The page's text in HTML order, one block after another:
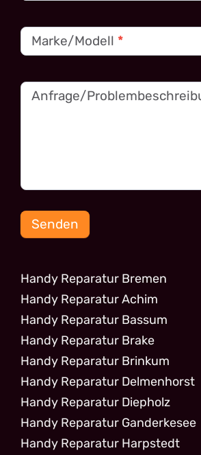
Marke/Modell *
Anfrage/
Senden
Handy Reparatur Bremen
Handy Reparatur Achim
Handy Reparatur Bassum
Handy Reparatur Brake
Handy Reparatur Brinkum
Handy Reparatur Delmenhorst
Handy Reparatur Diepholz
Handy Reparatur Ganderkesee
Handy Reparatur Harpstedt